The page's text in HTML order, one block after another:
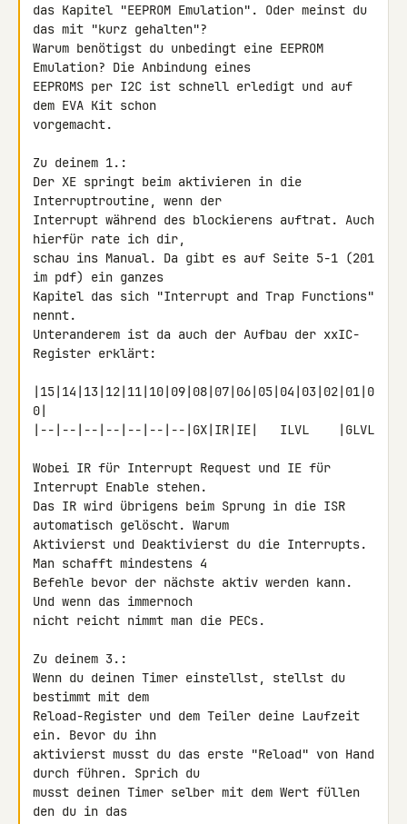
das Kapitel "EEPROM Emulation". Oder meinst du
das mit "kurz gehalten"?
Warum benötigst du unbedingt eine EEPROM
Emulation? Die Anbindung eines
EEPROMS per I2C ist schnell erledigt und auf
dem EVA Kit schon
vorgemacht.
Zu deinem 1.:
Der XE springt beim aktivieren in die
Interruptroutine, wenn der
Interrupt während des blockierens auftrat. Auch
hierfür rate ich dir,
schau ins Manual. Da gibt es auf Seite 5-1 (201
im pdf) ein ganzes
Kapitel das sich "Interrupt and Trap Functions"
nennt.
Unteranderem ist da auch der Aufbau der xxIC-
Register erklärt:
|15|14|13|12|11|10|09|08|07|06|05|04|03|02|01|0
0|
|--|--|--|--|--|--|--|GX|IR|IE|   ILVL    |GLVL
Wobei IR für Interrupt Request und IE für
Interrupt Enable stehen.
Das IR wird übrigens beim Sprung in die ISR
automatisch gelöscht. Warum
Aktivierst und Deaktivierst du die Interrupts.
Man schafft mindestens 4
Befehle bevor der nächste aktiv werden kann.
Und wenn das immernoch
nicht reicht nimmt man die PECs.
Zu deinem 3.:
Wenn du deinen Timer einstellst, stellst du
bestimmt mit dem
Reload-Register und dem Teiler deine Laufzeit
ein. Bevor du ihn
aktivierst musst du das erste "Reload" von Hand
durch führen. Sprich du
musst deinen Timer selber mit dem Wert füllen
den du in das